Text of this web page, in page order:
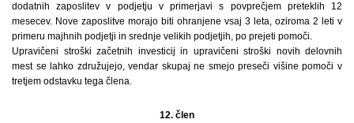
dodatnih zaposlitev v podjetju v primerjavi s povprečjem preteklih 12
mesecev. Nove zaposlitve morajo biti ohranjene vsaj 3 leta, oziroma 2 leti v
primeru majhnih podjetji in srednje velikih podjetjih, po prejeti pomoči.
Upravičeni stroški začetnih investicij in upravičeni stroški novih delovnih
mest se lahko združujejo, vendar skupaj ne smejo preseči višine pomoči v
tretjem odstavku tega člena.
12. člen